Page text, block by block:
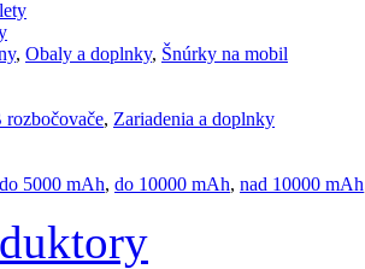
, Obaly a doplnky, Šnúrky na mobil
rozbočovače, Zariadenia a doplnky
do 5000 mAh, do 10000 mAh, nad 10000 mAh